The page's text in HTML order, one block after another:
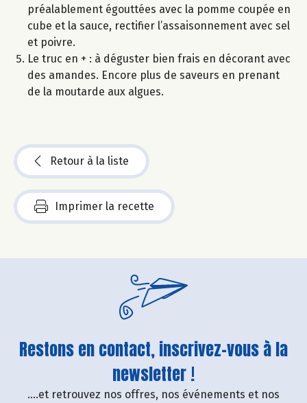
préalablement égouttées avec la pomme coupée en
cube et la sauce, rectifier l’assaisonnement avec sel
et poivre.
Le truc en + : à déguster bien frais en décorant avec
des amandes. Encore plus de saveurs en prenant
de la moutarde aux algues.
Retour à la liste
Imprimer la recette
Restons en contact, inscrivez-vous à la
newsletter !
....et retrouvez nos offres, nos événements et nos